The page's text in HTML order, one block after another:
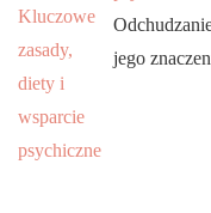
jego